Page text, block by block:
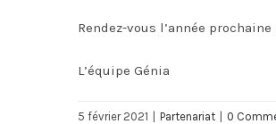
Rendez-vous l’année
L’équipe Génia
5 février 2021 Partenariat 0